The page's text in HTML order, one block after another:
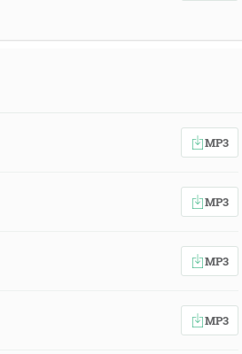
MP3
MP3
MP3
MP3